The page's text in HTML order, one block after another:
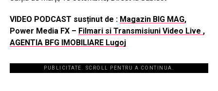
VIDEO PODCAST susținut de : Magazin BIG MAG,
Power Media FX – Filmari si Transmisiuni Video Live ,
AGENTIA BFG IMOBILIARE Lugoj
PUBLICITATE. SCROLL PENTRU A CONTINUA.